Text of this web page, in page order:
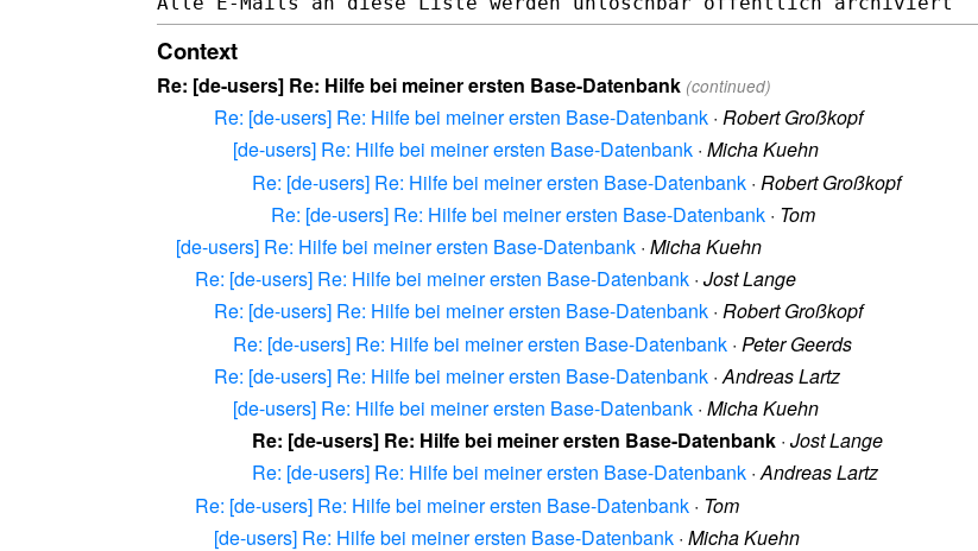
Context
Re: [de-users] Re: Hilfe bei meiner ersten Base-Datenbank (continued)
Re: [de-users] Re: Hilfe bei meiner ersten Base-Datenbank · Robert Großkopf
[de-users] Re: Hilfe bei meiner ersten Base-Datenbank · Micha Kuehn
Re: [de-users] Re: Hilfe bei meiner ersten Base-Datenbank · Robert Großkopf
Re: [de-users] Re: Hilfe bei meiner ersten Base-Datenbank · Tom
[de-users] Re: Hilfe bei meiner ersten Base-Datenbank · Micha Kuehn
Re: [de-users] Re: Hilfe bei meiner ersten Base-Datenbank · Jost Lange
Re: [de-users] Re: Hilfe bei meiner ersten Base-Datenbank · Robert Großkopf
Re: [de-users] Re: Hilfe bei meiner ersten Base-Datenbank · Peter Geerds
Re: [de-users] Re: Hilfe bei meiner ersten Base-Datenbank ·Andreas Lartz
[de-users] Re: Hilfe bei meiner ersten Base-Datenbank · Micha Kuehn
Re: [de-users] Re: Hilfe bei meiner ersten Base-Datenbank · Jost Lange
Re: [de-users] Re: Hilfe bei meiner ersten Base-Datenbank ·Andreas Lartz
Re: [de-users] Re: Hilfe bei meiner ersten Base-Datenbank · Tom
[de-users] Re: Hilfe bei meiner ersten Base-Datenbank · Micha Kuehn